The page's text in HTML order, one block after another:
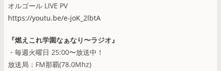
オルゴール LIVE PV
https://youtu.be/e-joK_2lbtA
『燃えこれ学園なぁなり〜ラジオ』
・毎週火曜日 25:00〜放送中！
放送局：FM那覇(78.0Mhz)